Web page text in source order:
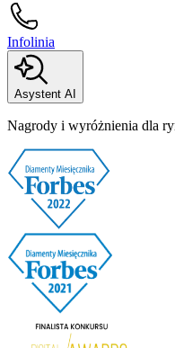
Infolinia
Asystent AI
Nagrody i wyróżnienia dla